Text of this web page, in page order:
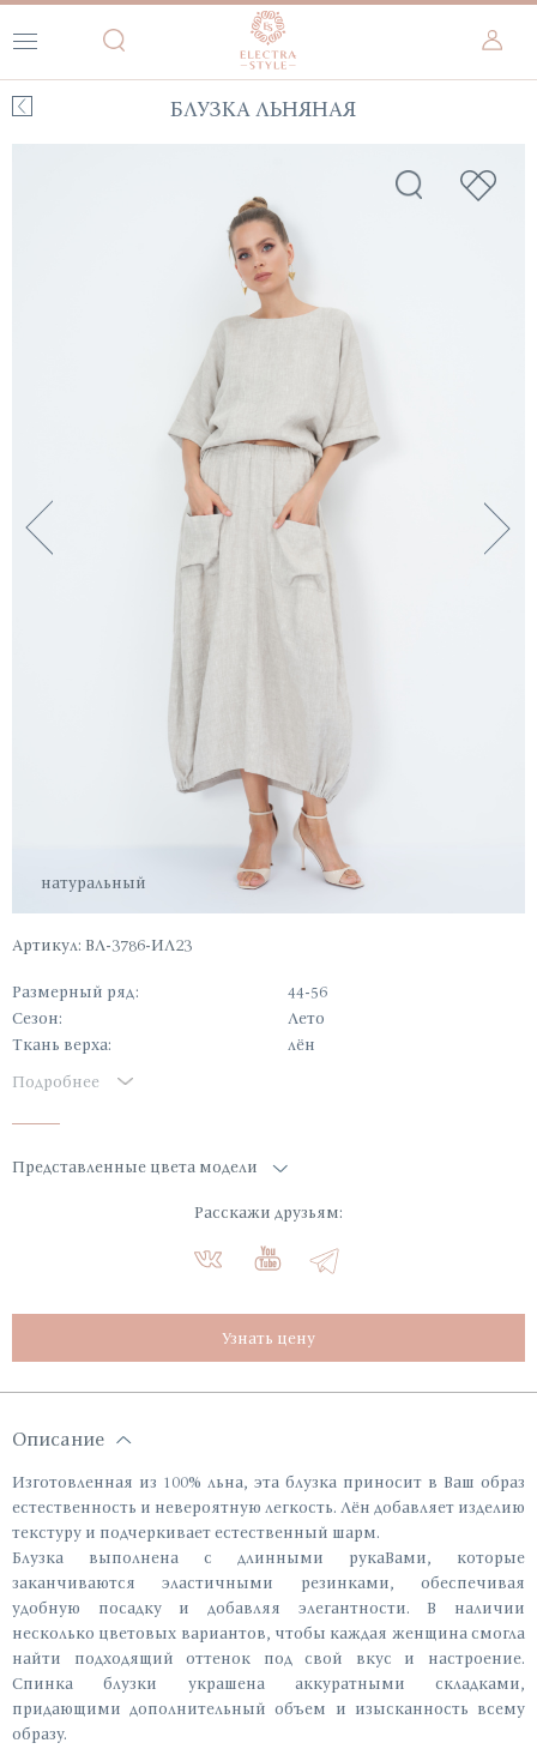
БЛУЗКА ЛЬНЯНАЯ
натуральный
Артикул: ВЛ-3786-ИЛ23
Размерный ряд:
44-56
Сезон:
Лето
Ткань верха:
лён
Подробнее
Представленные цвета модели
Расскажи друзьям:
Узнать цену
Описание
Изготовленная из 100% льна, эта блузка приносит в Ваш образ
естественность и невероятную легкость. Лён добавляет изделию
текстуру и подчеркивает естественный шарм.
Блузка выполнена с длинными рукаВами, которые
заканчиваются эластичными резинками, обеспечивая
удобную посадку и добавляя элегантности. В наличии
несколько цветовых вариантов, чтобы каждая женщина смогла
найти подходящий оттенок под свой вкус и настроение.
Спинка блузки украшена аккуратными складками,
придающими дополнительный объем и изысканность всему
образу.